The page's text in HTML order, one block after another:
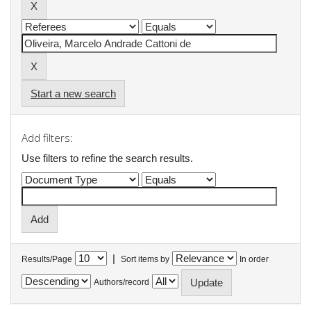
Start a new search
Add filters:
Use filters to refine the search results.
Results/Page | Sort items by In order
Authors/record